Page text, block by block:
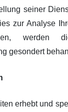
seiner
zur Analyse
werden
gesondert
erhebt und